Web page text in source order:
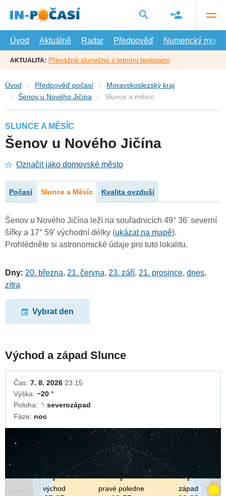
hlavní
Úvod
Aktuálně Radar Předpověď Numerický model
AKTUALITA: Převážně slunečno s letními teplotami
Úvod Předpověď počasí
Moravskoslezský kraj
Šenov u Nového Jičína
Slunce a měsíc
SLUNCE A MĚSÍC
Šenov u Nového Jičína
Označit jako domovské město
Počasí Slunce a Měsíc Kvalita ovzduší
Šenov u Nového Jičína leží na souřadnicích 49° 36' severní
šířky a 17° 59' východní délky (ukázat na mapě).
Prohlédněte si astronomické údaje pro tuto lokalitu.
Dny: 20. března, 21. června, 23. září, 21. prosince, dnes,
zítra
Vybrat den
Východ a západ Slunce
Čas: 7. 8. 2026 23:15
Výška: −20 °
Poloha: ↓ severozápad
Fáze: noc
pravé poledne
východ západ